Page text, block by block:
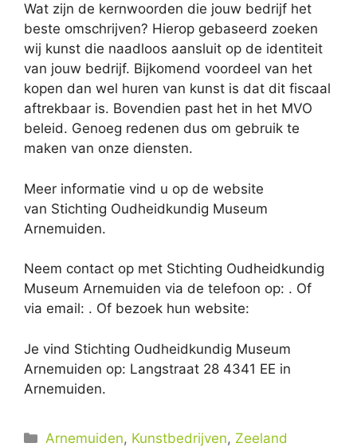
Wat zijn de kernwoorden die jouw bedrijf het
beste omschrijven? Hierop gebaseerd zoeken
wij kunst die naadloos aansluit op de identiteit
van jouw bedrijf. Bijkomend voordeel van het
kopen dan wel huren van kunst is dat dit fiscaal
aftrekbaar is. Bovendien past het in het MVO
beleid. Genoeg redenen dus om gebruik te
maken van onze diensten.
Meer informatie vind u op de website
van Stichting Oudheidkundig Museum
Arnemuiden.
Neem contact op met Stichting Oudheidkundig
Museum Arnemuiden via de telefoon op: . Of
via email: . Of bezoek hun website:
Je vind Stichting Oudheidkundig Museum
Arnemuiden op: Langstraat 28 4341 EE in
Arnemuiden.
Categorieën
Arnemuiden, Kunstbedrijven, Zeeland